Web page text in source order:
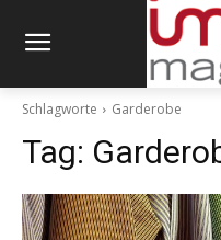
Schlagworte Garderobe
Tag: